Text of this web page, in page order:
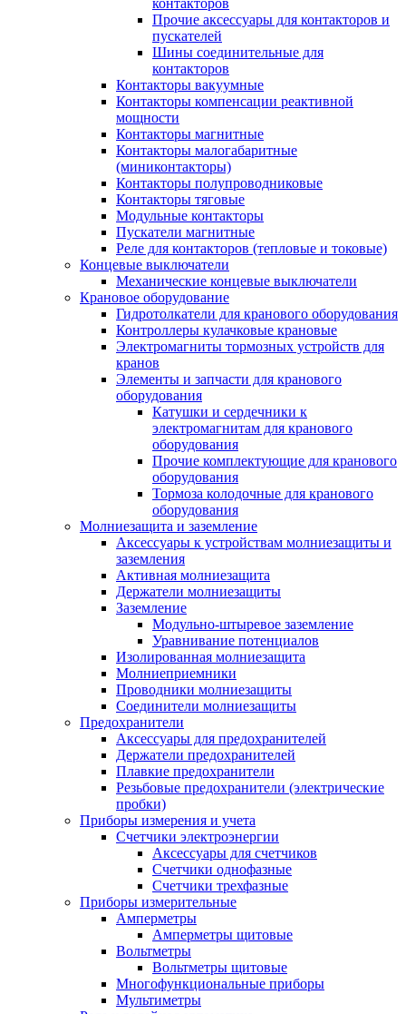
контакторов
Прочие аксессуары для контакторов и
пускателей
Шины соединительные для
контакторов
Контакторы вакуумные
Контакторы компенсации реактивной
мощности
Контакторы магнитные
Контакторы малогабаритные
(миниконтакторы)
Контакторы полупроводниковые
Контакторы тяговые
Модульные контакторы
Пускатели магнитные
Реле для контакторов (тепловые и токовые)
Концевые выключатели
Механические концевые выключатели
Крановое оборудование
Гидротолкатели для кранового оборудования
Контроллеры кулачковые крановые
Электромагниты тормозных устройств для
кранов
Элементы и запчасти для кранового
оборудования
Катушки и сердечники к
электромагнитам для кранового
оборудования
Прочие комплектующие для кранового
оборудования
Тормоза колодочные для кранового
оборудования
Молниезащита и заземление
Аксессуары к устройствам молниезащиты и
заземления
Активная молниезащита
Держатели молниезащиты
Заземление
Модульно-штыревое заземление
Уравнивание потенциалов
Изолированная молниезащита
Молниеприемники
Проводники молниезащиты
Соединители молниезащиты
Предохранители
Аксессуары для предохранителей
Держатели предохранителей
Плавкие предохранители
Резьбовые предохранители (электрические
пробки)
Приборы измерения и учета
Счетчики электроэнергии
Аксессуары для счетчиков
Счетчики однофазные
Счетчики трехфазные
Приборы измерительные
Амперметры
Амперметры щитовые
Вольтметры
Вольтметры щитовые
Многофункциональные приборы
Мультиметры